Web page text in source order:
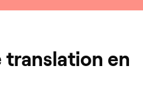
translation en